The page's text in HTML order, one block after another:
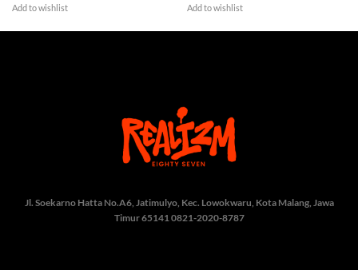
Add to wishlist Add to wishlist
Jl. Soekarno Hatta No.A6, Jatimulyo, Kec. Lowokwaru, Kota Malang, Jawa
Timur 651410821-2020-8787